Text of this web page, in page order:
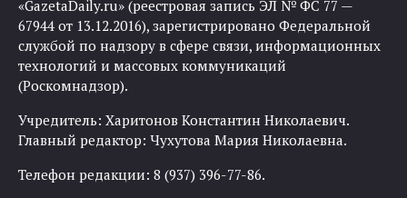
«GazetaDaily.ru» (реестровая запись ЭЛ № ФС 77 —
67944 от 13.12.2016), зарегистрировано Федеральной
службой по надзору в сфере связи, информационных
технологий и массовых коммуникаций
(Роскомнадзор).
Учредитель: Харитонов Константин Николаевич.
Главный редактор: Чухутова Мария Николаевна.
Телефон редакции: 8 (937) 396-77-86.